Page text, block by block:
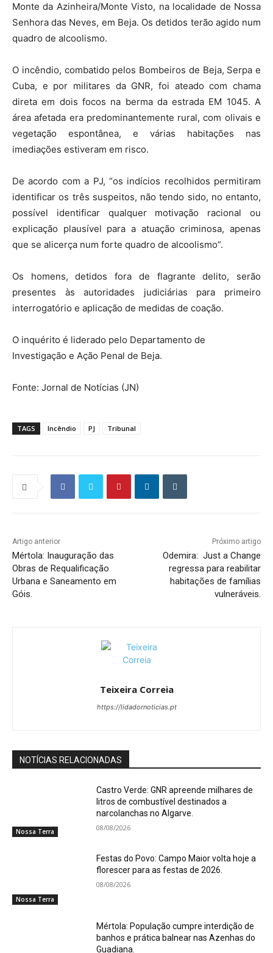
Monte da Azinheira/Monte Visto, na localidade de Nossa
Senhora das Neves, em Beja. Os detidos terão agido num
quadro de alcoolismo.
O incêndio, combatido pelos Bombeiros de Beja, Serpa e
Cuba, e por militares da GNR, foi ateado com chama
direta em dois focos na berma da estrada EM 1045. A
área afetada era predominantemente rural, com olivais e
vegetação espontânea, e várias habitações nas
imediações estiveram em risco.
De acordo com a PJ, “os indícios recolhidos permitiram
identificar os três suspeitos, não tendo sido, no entanto,
possível identificar qualquer motivação racional ou
explicação plausível para a atuação criminosa, apenas
que se alicerça num forte quadro de alcoolismo”.
Os homens, detidos fora de flagrante delito, serão
presentes às autoridades judiciárias para primeiro
interrogatório e aplicação de medidas de coação.
O inquérito é liderado pelo Departamento de
Investigação e Ação Penal de Beja.
Fonte: Jornal de Notícias (JN)
TAGS Incêndio PJ Tribunal
Artigo anterior
Mértola: Inauguração das
Obras de Requalificação
Urbana e Saneamento em
Góis.
Próximo artigo
Odemira: Just a Change
regressa para reabilitar
habitações de famílias
vulneráveis.
Teixeira Correia
https://lidadornoticias.pt
NOTÍCIAS RELACIONADAS
Nossa Terra
Castro Verde: GNR apreende milhares de
litros de combustível destinados a
narcolanchas no Algarve.
08/08/2026
Nossa Terra
Festas do Povo: Campo Maior volta hoje a
florescer para as festas de 2026.
08/08/2026
Mértola: População cumpre interdição de
banhos e prática balnear nas Azenhas do
Guadiana.